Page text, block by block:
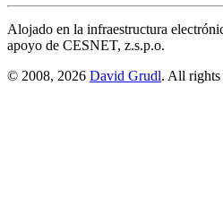
Alojado en la infraestructura
apoyo de CESNET, z.s.p.o.
© 2008, 2026 David Grudl. All